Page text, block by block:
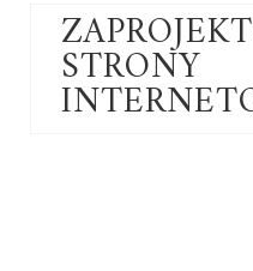
STRONY